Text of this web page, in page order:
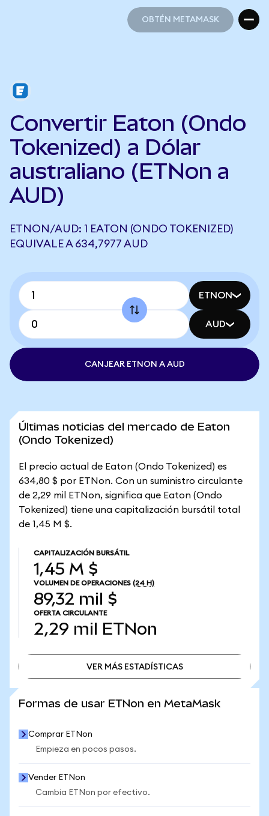
OBTÉN METAMASK
Convertir Eaton (Ondo
Tokenized) a Dólar
australiano (ETNon a
AUD)
ETNON/AUD: 1 EATON (ONDO TOKENIZED)
EQUIVALE A 634,7977 AUD
ETNON
AUD
CANJEAR ETNON A AUD
Últimas noticias del mercado de Eaton
(Ondo Tokenized)
El precio actual de Eaton (Ondo Tokenized) es
634,80 $ por ETNon. Con un suministro circulante
de 2,29 mil ETNon, significa que Eaton (Ondo
Tokenized) tiene una capitalización bursátil total
de 1,45 M $.
CAPITALIZACIÓN BURSÁTIL
1,45 M $
VOLUMEN DE OPERACIONES (24 H)
89,32 mil $
OFERTA CIRCULANTE
2,29 mil ETNon
VER MÁS ESTADÍSTICAS
Formas de usar ETNon en MetaMask
Comprar ETNon
Empieza en pocos pasos.
Vender ETNon
Cambia ETNon por efectivo.